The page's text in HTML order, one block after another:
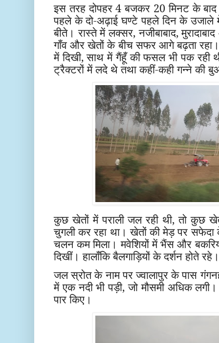
इस तरह दोपहर 4 बजकर 20 मिनट के
पहले के दो-अढ़ाई घण्टे पहले दिन के
बीते। रास्ते में लक्सर, नजीबाबाद,
गाँव और खेतों के बीच सफर आगे बढ़ता
में दिखी, साथ में गैंहूँ की फसल भी पक रही
ट्रैक्टरों में लदे थे तथा कहीं-कही गन्ने की
कुछ खेतों में पराली जल रही थी, तो कुछ
चुगली कर रहा था। खेतों की मेड़ पर
चलन कम मिला। मवेशियों में भैंस और
दिखीं। हालाँकि बैलगाड़ियों के दर्शन होते रहे।
जल स्रोत के नाम पर ज्वालापुर के पास
में एक नदी भी पड़ी, जो मौसमी अधिक
पार किए।